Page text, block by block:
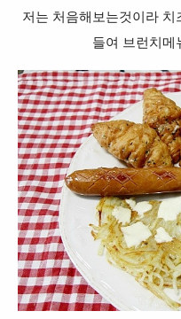
저는 처음해보는것이라
들여 브런치메